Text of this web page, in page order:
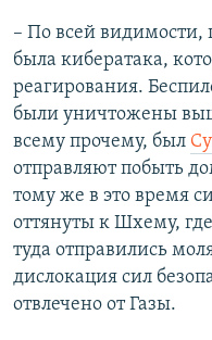
– По всей видимости,
была кибератака,
реагирования.
были уничтожены
всему прочему, был
отправляют побыть
тому же в это время
оттянуты к Шхему,
туда отправились
дислокация сил
отвлечено от Газы.